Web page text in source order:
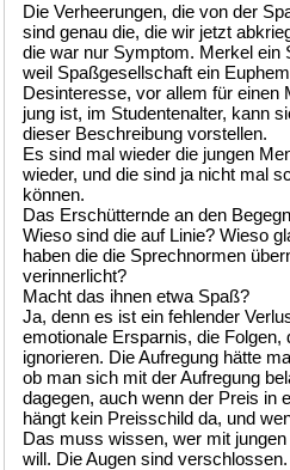
Die Verheerungen, die von der
sind genau die, die wir jetzt
die war nur Symptom. Merkel
weil Spaßgesellschaft ein
Desinteresse, vor allem für einen
jung ist, im Studentenalter, kann
dieser Beschreibung vorstellen.
Es sind mal wieder die jungen
wieder, und die sind ja nicht mal
können.
Das Erschütternde an den
Wieso sind die auf Linie? Wieso
haben die die Sprechnormen
verinnerlicht?
Macht das ihnen etwa Spaß?
Ja, denn es ist ein fehlender
emotionale Ersparnis, die
ignorieren. Die Aufregung hätte
ob man sich mit der Aufregung
dagegen, auch wenn der Preis in
hängt kein Preisschild da, und
Das muss wissen, wer mit
will. Die Augen sind verschlossen.